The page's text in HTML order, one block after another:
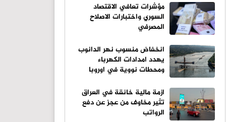
مؤشرات تعافي الاقتصاد
السوري واختبارات الاصلاح
المصرفي
انخفاض منسوب نهر الدانوب
يهدد امدادات الكهرباء
ومحطات نووية في اوروبا
ازمة مالية خانقة في العراق
تثير مخاوف من عجز عن دفع
الرواتب